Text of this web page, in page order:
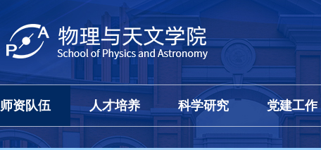
师资队伍 人才培养 科学研究 党建工作